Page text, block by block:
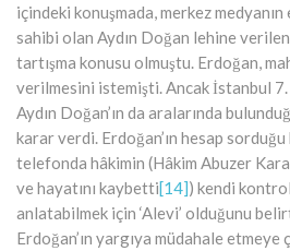
içindeki konuşmada, merkez medyanın
sahibi olan Aydın Doğan lehine
tartışma konusu olmuştu. Erdoğan,
verilmesini istemişti. Ancak İstanbul
Aydın Doğan’ın da aralarında
karar verdi. Erdoğan’ın hesap
telefonda hâkimin (Hâkim Abuzer
ve hayatını kaybetti[14]) kendi
anlatabilmek için ‘Alevi’ olduğunu
Erdoğan’ın yargıya müdahale etmeye